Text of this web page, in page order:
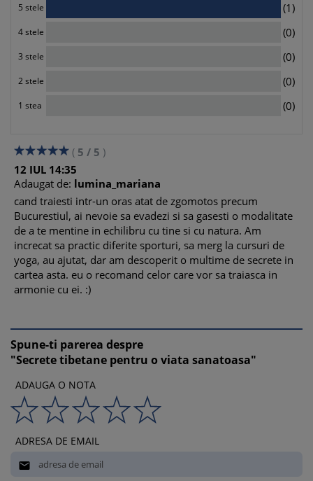
5 stele (1)
4 stele (0)
3 stele (0)
2 stele (0)
1 stea (0)
( 5 / 5 )
12 IUL 14:35
Adaugat de: lumina_mariana
cand traiesti intr-un oras atat de zgomotos precum
Bucurestiul, ai nevoie sa evadezi si sa gasesti o modalitate
de a te mentine in echilibru cu tine si cu natura. Am
increcat sa practic diferite sporturi, sa merg la cursuri de
yoga, au ajutat, dar am descoperit o multime de secrete in
cartea asta. eu o recomand celor care vor sa traiasca in
armonie cu ei. :)
Spune-ti parerea despre
"Secrete tibetane pentru o viata sanatoasa"
ADAUGA O NOTA
ADRESA DE EMAIL
